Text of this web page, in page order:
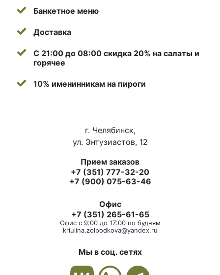
Банкетное меню
Доставка
С 21:00 до 08:00 скидка 20% на салаты и
горячее
10% именинникам на пироги
г. Челябинск,
ул. Энтузиастов, 12
Прием заказов
+7 (351) 777-32-20
+7 (900) 075-63-46
Офис
+7 (351) 265-61-65
Офис с 9:00 до 17:00 по будням
kriulina.zolpodkova@yandex.ru
Мы в соц. сетях